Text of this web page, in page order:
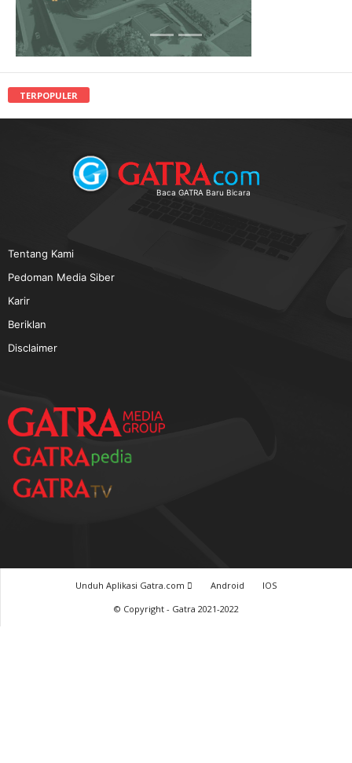
TERPOPULER
Baca GATRA Baru Bicara
Tentang Kami
Pedoman Media Siber
Karir
Beriklan
Disclaimer
Unduh Aplikasi Gatra.com Android
IOS
© Copyright - Gatra 2021-2022